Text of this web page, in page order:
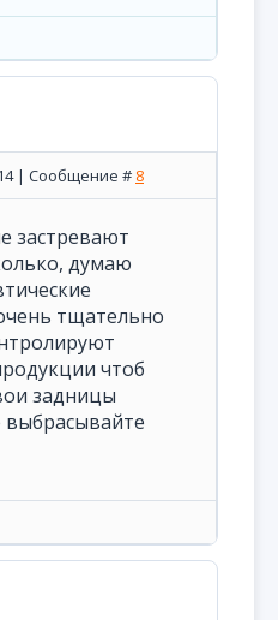
| Сообщение # 8
застревают
думаю
тщательно
чтоб
задницы